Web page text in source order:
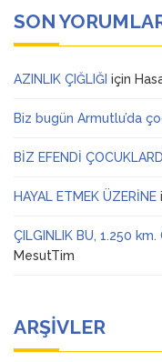
SON
AZINLIK ÇIĞLIĞI için
Biz bugün Armutlu’da
BİZ EFENDİ
HAYAL ETMEK ÜZERİNE
ÇILGINLIK BU, 1.250 km.
MesutTim
ARŞIVLER